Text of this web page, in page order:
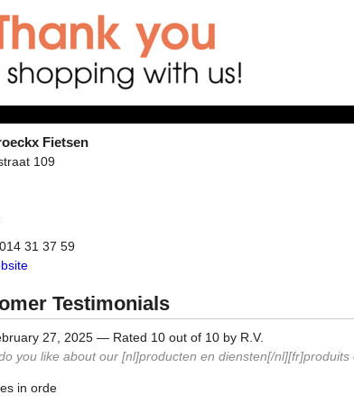
Fietsen
109
014 31 37 59
Testimonials
27, 2025 — Rated 10 out of 10 by R.V.
you like about our [nl]producten en diensten[/nl][fr]produits
in orde